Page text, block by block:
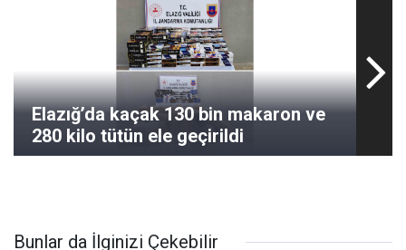
Elazığ’da kaçak 130 bin makaron ve
280 kilo tütün ele geçirildi
Bunlar da İlginizi Çekebilir